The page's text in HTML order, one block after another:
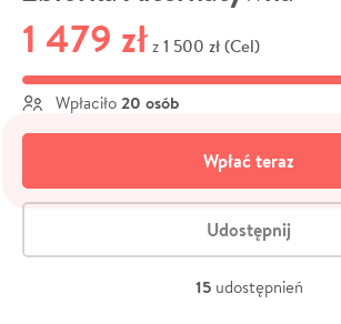
1 479 zł z 1 500 zł (Cel)
Wpłaciło 20 osób
Wpłać teraz
Udostępnij
15 udostępnień